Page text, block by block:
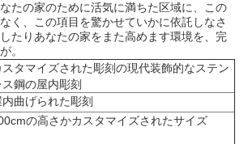
たの家のために活気に満ちた区域に、この
く、この項目を驚かせていかに依託しなさ
たりあなたの家をまた高めます環境を、完
。
スタマイズされた彫刻の現代装飾的なステン
ス鋼の屋内彫刻
内曲げられた彫刻
の高さかカスタマイズされたサイズ